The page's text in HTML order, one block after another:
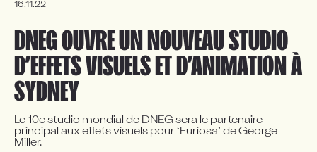
DNEG OUVRE UN NOUVEAU STUDIO
D’EFFETS VISUELS ET D’ANIMATION À
SYDNEY
Le 10e studio mondial de DNEG sera le partenaire
principal aux effets visuels pour ‘Furiosa’ de George
Miller.
16.11.22